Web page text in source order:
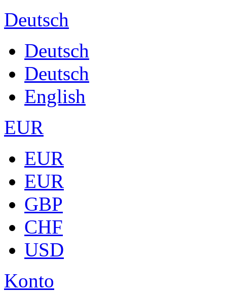
Deutsch
Deutsch
Deutsch
English
EUR
EUR
EUR
GBP
CHF
USD
Konto